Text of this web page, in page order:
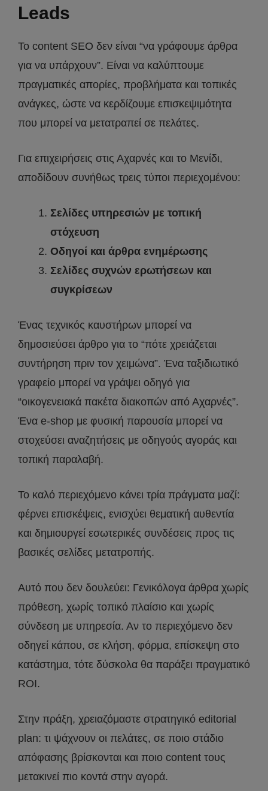
Leads
Το content SEO δεν είναι “να γράφουμε άρθρα
για να υπάρχουν”. Είναι να καλύπτουμε
πραγματικές απορίες, προβλήματα και τοπικές
ανάγκες, ώστε να κερδίζουμε επισκεψιμότητα
που μπορεί να μετατραπεί σε πελάτες.
Για επιχειρήσεις στις Αχαρνές και το Μενίδι,
αποδίδουν συνήθως τρεις τύποι περιεχομένου:
Σελίδες υπηρεσιών με τοπική
στόχευση
Οδηγοί και άρθρα ενημέρωσης
Σελίδες συχνών ερωτήσεων και
συγκρίσεων
Ένας τεχνικός καυστήρων μπορεί να
δημοσιεύσει άρθρο για το “πότε χρειάζεται
συντήρηση πριν τον χειμώνα”. Ένα ταξιδιωτικό
γραφείο μπορεί να γράψει οδηγό για
“οικογενειακά πακέτα διακοπών από Αχαρνές”.
Ένα e-shop με φυσική παρουσία μπορεί να
στοχεύσει αναζητήσεις με οδηγούς αγοράς και
τοπική παραλαβή.
Το καλό περιεχόμενο κάνει τρία πράγματα μαζί:
φέρνει επισκέψεις, ενισχύει θεματική αυθεντία
και δημιουργεί εσωτερικές συνδέσεις προς τις
βασικές σελίδες μετατροπής.
Αυτό που δεν δουλεύει: Γενικόλογα άρθρα χωρίς
πρόθεση, χωρίς τοπικό πλαίσιο και χωρίς
σύνδεση με υπηρεσία. Αν το περιεχόμενο δεν
οδηγεί κάπου, σε κλήση, φόρμα, επίσκεψη στο
κατάστημα, τότε δύσκολα θα παράξει πραγματικό
ROI.
Στην πράξη, χρειαζόμαστε στρατηγικό editorial
plan: τι ψάχνουν οι πελάτες, σε ποιο στάδιο
απόφασης βρίσκονται και ποιο content τους
μετακινεί πιο κοντά στην αγορά.